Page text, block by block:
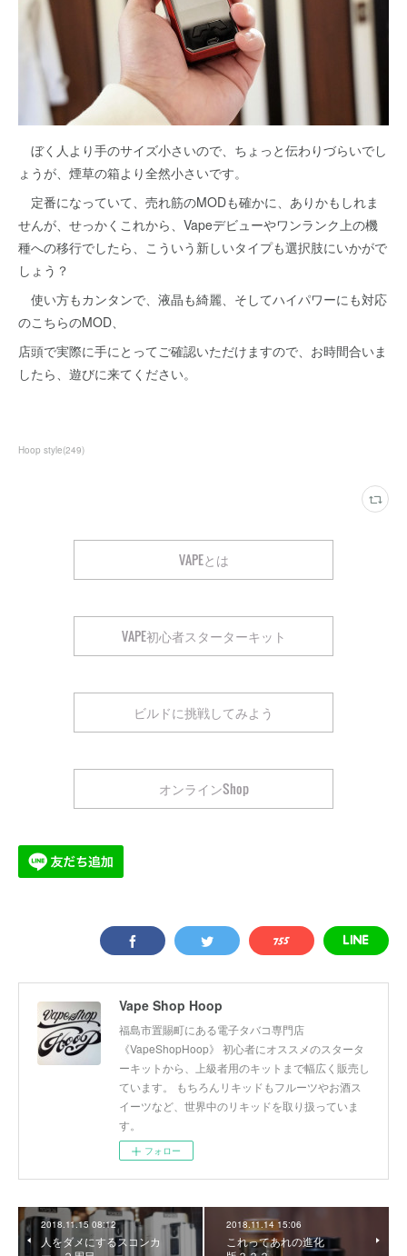
ぼく人より手のサイズ小さいので、ちょっと伝わりづらいでし
ょうが、煙草の箱より全然小さいです。
定番になっていて、売れ筋のMODも確かに、ありかもしれま
せんが、せっかくこれから、Vapeデビューやワンランク上の機
種への移行でしたら、こういう新しいタイプも選択肢にいかがで
しょう？
使い方もカンタンで、液晶も綺麗、そしてハイパワーにも対応
のこちらのMOD、
店頭で実際に手にとってご確認いただけますので、お時間合いま
したら、遊びに来てください。
Hoop style(249)
VAPEとは
VAPE初心者スターターキット
ビルドに挑戦してみよう
オンラインShop
Vape Shop Hoop
福島市置賜町にある電子タバコ専門店
《VapeShopHoop》 初心者にオススメのスタータ
ーキットから、上級者用のキットまで幅広く販売し
ています。 もちろんリキッドもフルーツやお酒ス
イーツなど、世界中のリキッドを取り扱っていま
す。
フォロー
2018.11.15 08:12
人をダメにするスコンカ
2018.11.14 15:06
これってあれの進化